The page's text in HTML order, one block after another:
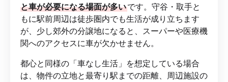
と車が必要になる場面が多いです。守谷・取手と
もに駅前周辺は徒歩圏内でも生活が成り立ちます
が、少し郊外の分譲地になると、スーパーや医療機
関へのアクセスに車が欠かせません。
都心と同様の「車なし生活」を想定している場合
は、物件の立地と最寄り駅までの距離、周辺施設の